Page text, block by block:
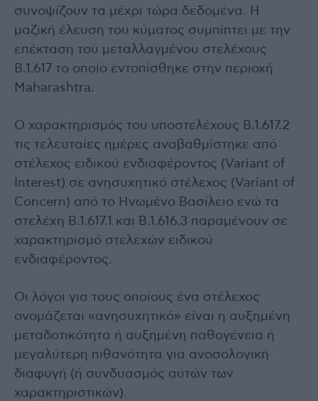
συνοψίζουν τα μέχρι τώρα δεδομένα. Η
μαζική έλευση του κύματος συμπίπτει με την
επέκταση του μεταλλαγμένου στελέχους
B.1.617 το οποίο εντοπίσθηκε στην περιοχή
Maharashtra.
Ο χαρακτηρισμός του υποστελέχους B.1.617.2
τις τελευταίες ημέρες αναβαθμίστηκε από
στέλεχος ειδικού ενδιαφέροντος (Variant of
Interest) σε ανησυχητικό στέλεχος (Variant of
Concern) από το Ηνωμένο Βασίλειο ενώ τα
στελέχη Β.1.617.1 και Β.1.616.3 παραμένουν σε
χαρακτηρισμό στελεχών ειδικού
ενδιαφέροντος.
Οι λόγοι για τους οποίους ένα στέλεχος
ονομάζεται «ανησυχητικό» είναι η αυξημένη
μεταδοτικότητα ή αυξημένη παθογένεια ή
μεγαλύτερη πιθανότητα για ανοσολογική
διαφυγή (ή συνδυασμός αυτών των
χαρακτηριστικών).